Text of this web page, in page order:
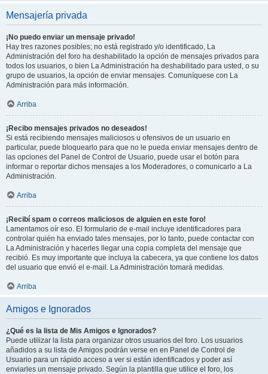
Mensajería privada
¡No puedo enviar un mensaje privado!
Hay tres razones posibles; no está registrado y/o identificado, La
Administración del foro ha deshabilitado la opción de mensajes privados para
todos los usuarios, o bien La Administración ha deshabilitado para usted, o su
grupo de usuarios, la opción de enviar mensajes. Comuníquese con La
Administración para más información.
Arriba
¡Recibo mensajes privados no deseados!
Si está recibiendo mensajes maliciosos u ofensivos de un usuario en
particular, puede bloquearlo para que no le pueda enviar mensajes dentro de
las opciones del Panel de Control de Usuario, puede usar el botón para
informar o reportar dichos mensajes a los Moderadores, o comunicarlo a La
Administración.
Arriba
¡Recibí spam o correos maliciosos de alguien en este foro!
Lamentamos oír eso. El formulario de e-mail incluye identificadores para
controlar quién ha enviado tales mensajes, por lo tanto, puede contactar con
La Administración y hacerles llegar una copia completa del mensaje que
recibió. Es muy importante que incluya la cabecera, ya que contiene los datos
del usuario que envió el e-mail. La Administración tomará medidas.
Arriba
Amigos e Ignorados
¿Qué es la lista de Mis Amigos e Ignorados?
Puede utilizar la lista para organizar otros usuarios del foro. Los usuarios
añadidos a su lista de Amigos podrán verse en en Panel de Control de
Usuario para un rápido acceso a ver si están identificados y poder así
enviarles un mensaje privado. Según la plantilla que utilice el foro, los